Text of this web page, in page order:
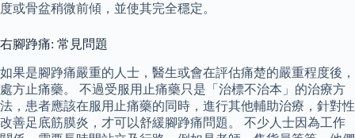
度或骨盆稍微前傾，並使其完全穩定。
右腳踭痛: 常見問題
如果是腳踭痛嚴重的人士，醫生或會在評估痛楚的嚴重程度後，
處方止痛藥。 不過受服用止痛藥只是「治標不治本」的治療方
法，患者應該在服用止痛藥的同時，進行其他輔助治療，針對性
改善足底筋膜炎，才可以舒緩腳踭痛問題。 不少人士因為工作